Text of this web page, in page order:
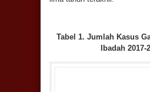
Tabel 1. Jumlah Kasus
Ibadah 2017-